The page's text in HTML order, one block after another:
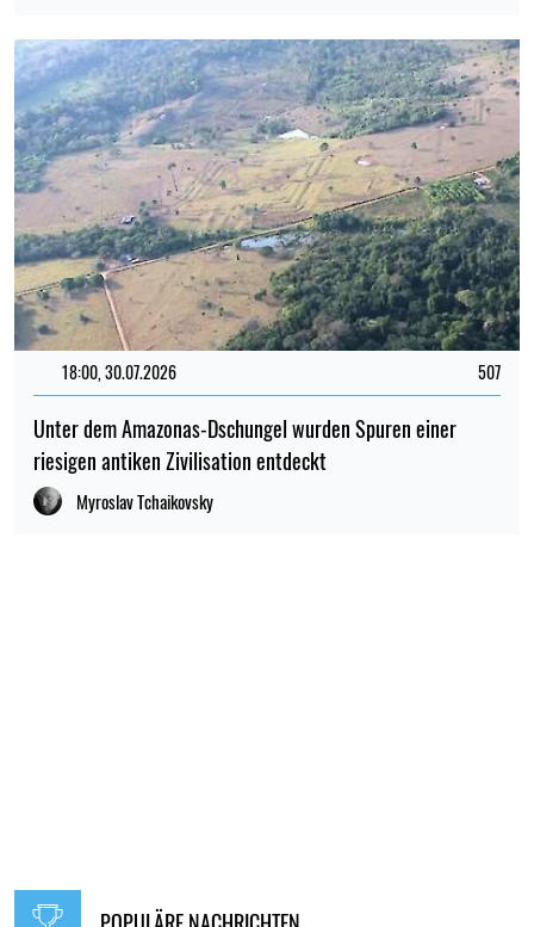
18:00, 30.07.2026 507
Unter dem Amazonas-Dschungel wurden Spuren einer
riesigen antiken Zivilisation entdeckt
Myroslav Tchaikovsky